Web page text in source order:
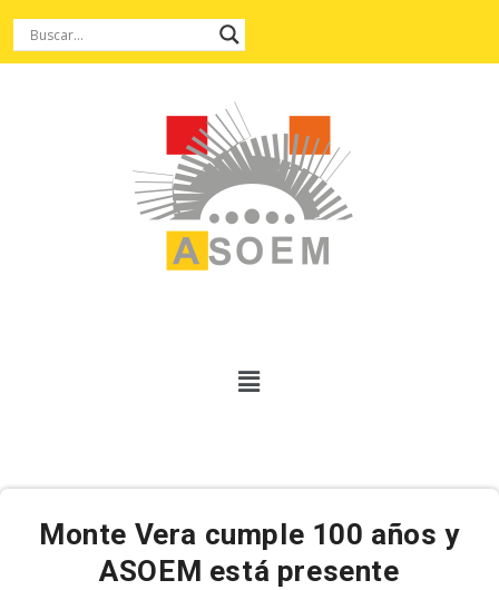
Monte Vera cumple 100 años y
ASOEM está presente